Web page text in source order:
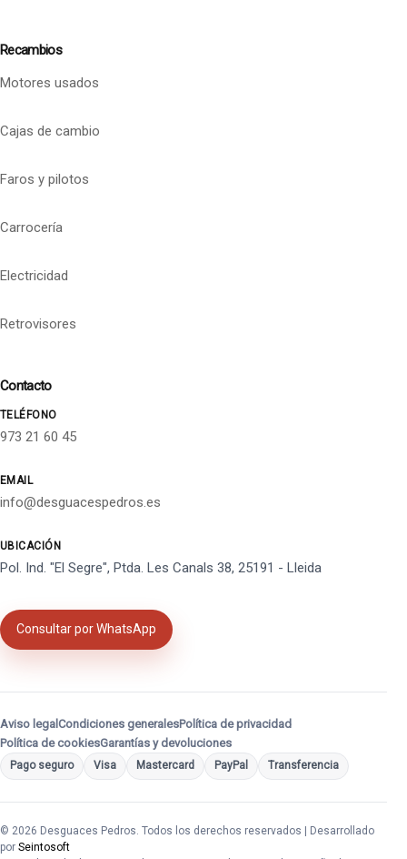
Recambios
Motores usados
Cajas de cambio
Faros y pilotos
Carrocería
Electricidad
Retrovisores
Contacto
TELÉFONO
973 21 60 45
EMAIL
info@desguacespedros.es
UBICACIÓN
Pol. Ind. "El Segre", Ptda. Les Canals 38, 25191 - Lleida
Consultar por WhatsApp
Aviso legalCondiciones generalesPolítica de privacidad
Política de cookiesGarantías y devoluciones
Pago seguro Visa Mastercard PayPal Transferencia
© 2026 Desguaces Pedros. Todos los derechos reservados | Desarrollado
por Seintosoft